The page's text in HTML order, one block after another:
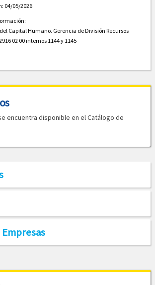
04/05/2026
Capital Humano. Gerencia de División Recursos
02 00 internos 1144 y 1145
encuentra disponible en el Catálogo de